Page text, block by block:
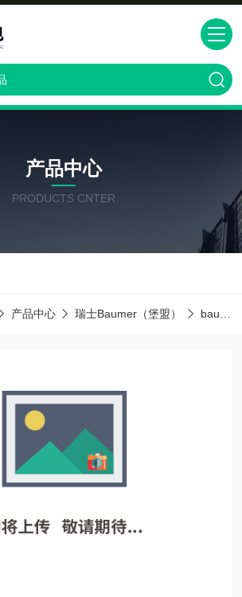
产品中心
PRODUCTS CNTER
产品中心 瑞士Baumer（堡盟） baumer传感器